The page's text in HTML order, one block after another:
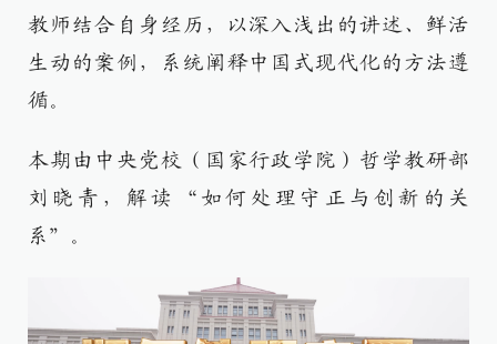
教师结合自身经历，以深入浅出的讲述、鲜活
生动的案例，系统阐释中国式现代化的方法遵
循。
本期由中央党校（国家行政学院）哲学教研部
刘晓青，解读“如何处理守正与创新的关
系”。